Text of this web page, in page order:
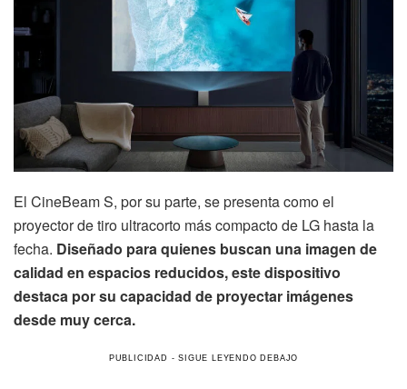
El CineBeam S, por su parte, se presenta como el
proyector de tiro ultracorto más compacto de LG hasta la
fecha. Diseñado para quienes buscan una imagen de
calidad en espacios reducidos, este dispositivo
destaca por su capacidad de proyectar imágenes
desde muy cerca.